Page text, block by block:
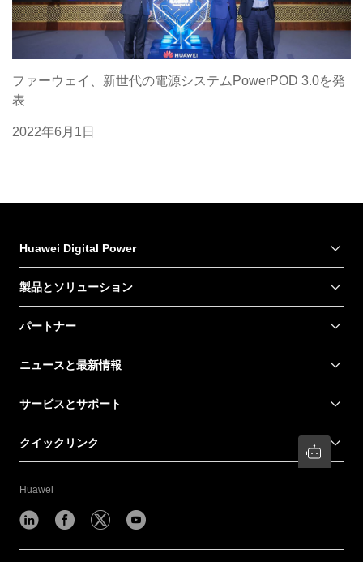
ファーウェイ、新世代の電源システムPowerPOD 3.0を発
表
2022年6月1日
Huawei Digital Power
製品とソリューション
パートナー
ニュースと最新情報
サービスとサポート
クイックリンク
Huawei